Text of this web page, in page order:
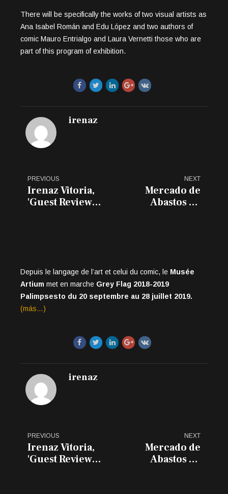
There will be specifically the works of two visual artists as
Ana Isabel Román and Edu López and two authors of
comic Mauro Entrialgo and Laura Vernetti those who are
part of this program of exhibition.
irenaz
PREVIOUS
Irenaz Vitoria,
'Guest Review
NEXT
Mercado de
Abastos de
Depuis le langage de l’art et celui du comic, le Musée
Artium met en marche Grey Flag 2018-2019
Palimpsesto du 20 septembre au 28 juillet 2019.
(más…)
irenaz
PREVIOUS
Irenaz Vitoria,
'Guest Review
NEXT
Mercado de
Abastos de